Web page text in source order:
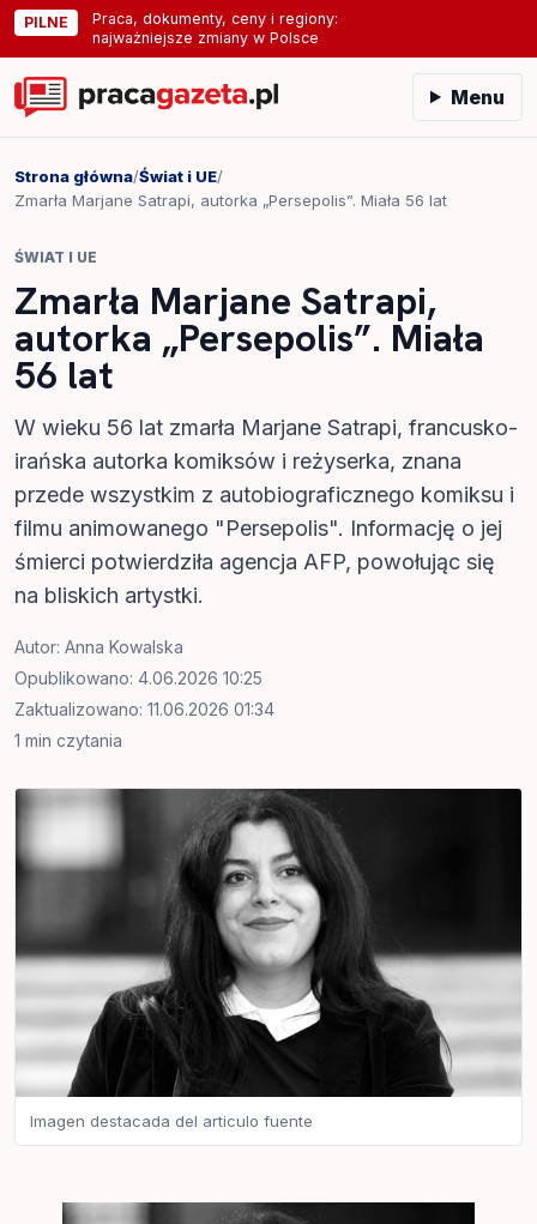
PILNE
Praca, dokumenty, ceny i regiony:
najważniejsze zmiany w Polsce
Menu
Strona główna/Świat i UE/
Zmarła Marjane Satrapi, autorka „Persepolis”. Miała 56 lat
ŚWIAT I UE
Zmarła Marjane Satrapi,
autorka „Persepolis”. Miała
56 lat
W wieku 56 lat zmarła Marjane Satrapi, francusko-
irańska autorka komiksów i reżyserka, znana
przede wszystkim z autobiograficznego komiksu i
filmu animowanego "Persepolis". Informację o jej
śmierci potwierdziła agencja AFP, powołując się
na bliskich artystki.
Autor: Anna Kowalska
Opublikowano: 4.06.2026 10:25
Zaktualizowano: 11.06.2026 01:34
1 min czytania
Imagen destacada del articulo fuente